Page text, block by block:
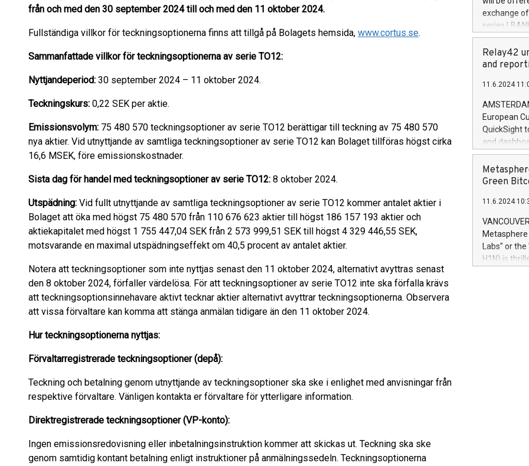
från och med den 30 september 2024 till och med den 11 oktober 2024.
Fullständiga villkor för teckningsoptionerna finns att tillgå på Bolagets hemsida, www.cortus.se.
Sammanfattade villkor för teckningsoptionerna av serie TO12:
Nyttjandeperiod: 30 september 2024 – 11 oktober 2024.
Teckningskurs: 0,22 SEK per aktie.
Emissionsvolym: 75 480 570 teckningsoptioner av serie TO12 berättigar till teckning av 75 480 570
nya aktier. Vid utnyttjande av samtliga teckningsoptioner av serie TO12 kan Bolaget tillföras högst cirka
16,6 MSEK, före emissionskostnader.
Sista dag för handel med teckningsoptioner av serie TO12: 8 oktober 2024.
Utspädning: Vid fullt utnyttjande av samtliga teckningsoptioner av serie TO12 kommer antalet aktier i
Bolaget att öka med högst 75 480 570 från 110 676 623 aktier till högst 186 157 193 aktier och
aktiekapitalet med högst 1 755 447,04 SEK från 2 573 999,51 SEK till högst 4 329 446,55 SEK,
motsvarande en maximal utspädningseffekt om 40,5 procent av antalet aktier.
Notera att teckningsoptioner som inte nyttjas senast den 11 oktober 2024, alternativt avyttras senast
den 8 oktober 2024, förfaller värdelösa. För att teckningsoptioner av serie TO12 inte ska förfalla krävs
att teckningsoptionsinnehavare aktivt tecknar aktier alternativt avyttrar teckningsoptionerna. Observera
att vissa förvaltare kan komma att stänga anmälan tidigare än den 11 oktober 2024.
Hur teckningsoptionerna nyttjas:
Förvaltarregistrerade teckningsoptioner (depå):
Teckning och betalning genom utnyttjande av teckningsoptioner ska ske i enlighet med anvisningar från
respektive förvaltare. Vänligen kontakta er förvaltare för ytterligare information.
Direktregistrerade teckningsoptioner (VP-konto):
Ingen emissionsredovisning eller inbetalningsinstruktion kommer att skickas ut. Teckning ska ske
genom samtidig kontant betalning enligt instruktioner på anmälningssedeln. Teckningsoptionerna
days 1-
exchange
series
covered
price of the
20 June
Markets will
+354 410
Relay42
and
11.6.2024
European
QuickSight
and
customer
to dive
the
module, in
module
Relay42
their data
customers
Marketers
Green
11.6.2024
Labs" or the
H1N) is